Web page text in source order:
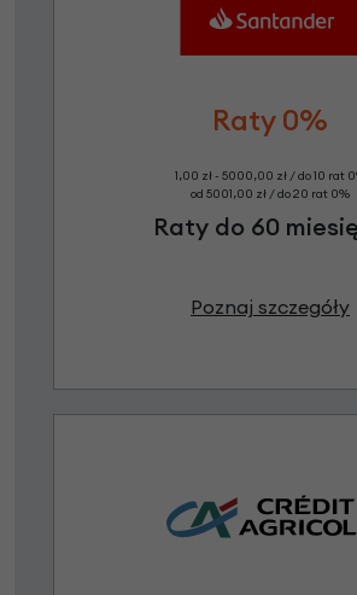
Raty 0%
1,00 zł - 5000,00 zł / do 10 rat
od 5001,00 zł / do 20 rat 0%
Raty do 60
Poznaj szczegóły